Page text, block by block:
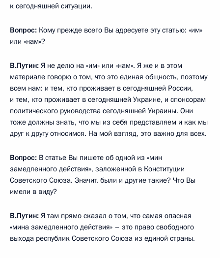
к сегодняшней ситуации.
Вопрос: Кому прежде всего Вы адресуете эту статью: «им»
или «нам»?
В.Путин: Я не делю на «им» или «нам». Я же и в этом
материале говорю о том, что это единая общность, поэтому
всем нам: и тем, кто проживает в сегодняшней России,
и тем, кто проживает в сегодняшней Украине, и спонсорам
политического руководства сегодняшней Украины. Они
тоже должны знать, что мы из себя представляем и как мы
друг к другу относимся. На мой взгляд, это важно для всех.
Вопрос: В статье Вы пишете об одной из «мин
замедленного действия», заложенной в Конституции
Советского Союза. Значит, были и другие такие? Что Вы
имели в виду?
В.Путин: Я там прямо сказал о том, что самая опасная
«мина замедленного действия» – это право свободного
выхода республик Советского Союза из единой страны.